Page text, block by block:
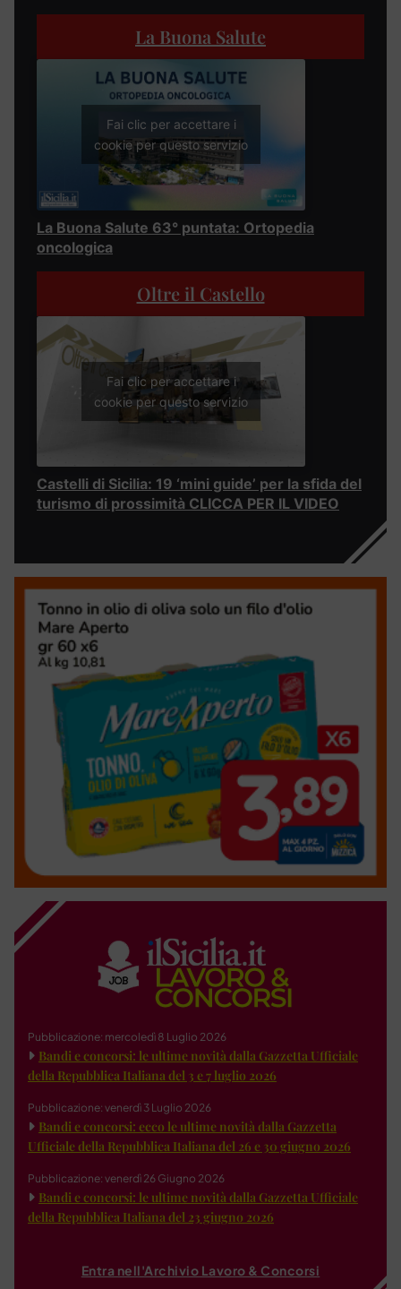
La Buona Salute
Fai clic per accettare i
cookie per questo servizio
La Buona Salute 63° puntata: Ortopedia
oncologica
Oltre il Castello
Fai clic per accettare i
cookie per questo servizio
Castelli di Sicilia: 19 ‘mini guide’ per la sfida del
turismo di prossimità CLICCA PER IL VIDEO
Pubblicazione: mercoledì 8 Luglio 2026
Bandi e concorsi: le ultime novità dalla Gazzetta Ufficiale
della Repubblica Italiana del 3 e 7 luglio 2026
Pubblicazione: venerdì 3 Luglio 2026
Bandi e concorsi: ecco le ultime novità dalla Gazzetta
Ufficiale della Repubblica Italiana del 26 e 30 giugno 2026
Pubblicazione: venerdì 26 Giugno 2026
Bandi e concorsi: le ultime novità dalla Gazzetta Ufficiale
della Repubblica Italiana del 23 giugno 2026
Entra nell'Archivio Lavoro & Concorsi